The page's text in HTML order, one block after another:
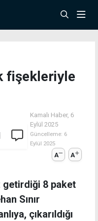
fişekleriyle
Kamalı Haber, 6
Eylül 2025
Güncelleme: 6
Eylül 2025
A A
getirdiği 8 paket
Sınır
çıkarıldığı